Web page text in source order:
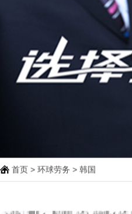
首页 > 环球劳务 > 韩国